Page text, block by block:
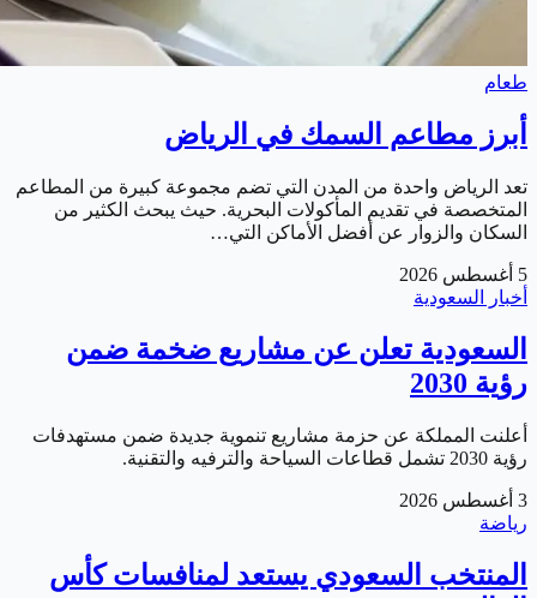
طعام
أبرز مطاعم السمك في الرياض
تعد الرياض واحدة من المدن التي تضم مجموعة كبيرة من المطاعم
المتخصصة في تقديم المأكولات البحرية. حيث يبحث الكثير من
السكان والزوار عن أفضل الأماكن التي…
5 أغسطس 2026
أخبار السعودية
السعودية تعلن عن مشاريع ضخمة ضمن
رؤية 2030
أعلنت المملكة عن حزمة مشاريع تنموية جديدة ضمن مستهدفات
رؤية 2030 تشمل قطاعات السياحة والترفيه والتقنية.
3 أغسطس 2026
رياضة
المنتخب السعودي يستعد لمنافسات كأس